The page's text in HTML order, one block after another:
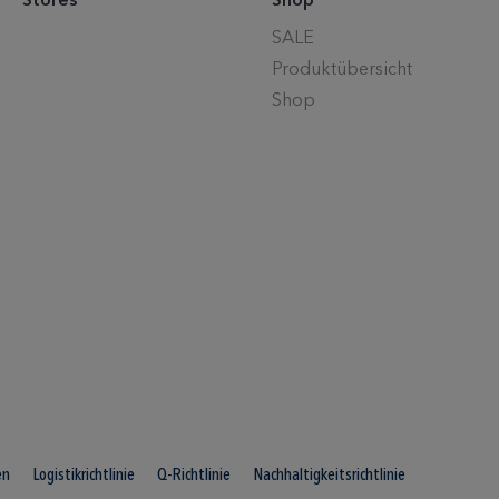
SALE
Produktübersicht
Shop
Logistikrichtlinie Q-Richtlinie Nachhaltigkeitsrichtlinie